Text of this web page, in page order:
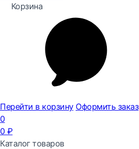
Корзина
Перейти в корзину Оформить заказ
0
0 ₽
Каталог товаров